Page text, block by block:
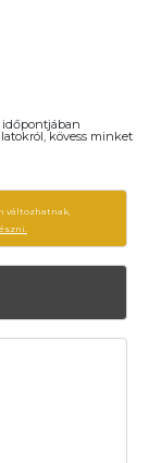
időpontjában
kövess minket
változhatnak,